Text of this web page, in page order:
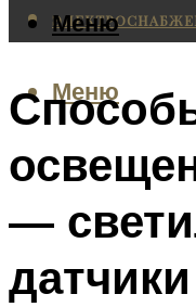
Меню
Меню
—
датчики